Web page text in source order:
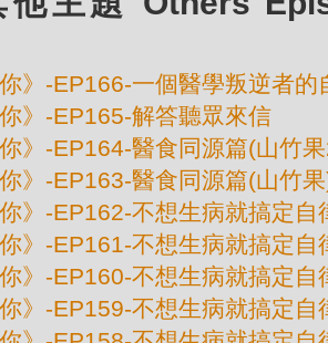
你》-EP166-一個醫學叛逆者的
你》-EP165-解答聽眾來信
你》-EP164-醫食同源篇(山竹
你》-EP163-醫食同源篇(山竹
你》-EP162-不想生病就搞定自
你》-EP161-不想生病就搞定自
你》-EP160-不想生病就搞定自
你》-EP159-不想生病就搞定自